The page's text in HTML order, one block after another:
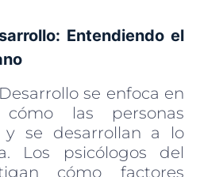
Entendiendo el
se enfoca en
las personas
y se desarrollan a lo
Los psicólogos del
cómo factores